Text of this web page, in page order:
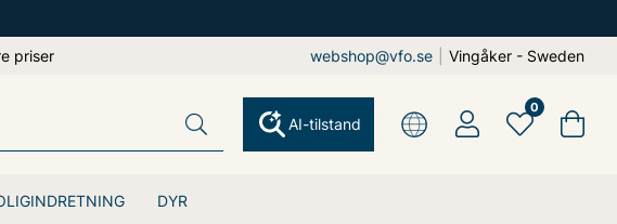
priser webshop@vfo.se Vingåker - Sweden
DYR
AI-tilstand
0